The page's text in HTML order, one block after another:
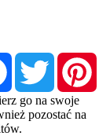
FacebookTwitter
go na swoje
pozostać na